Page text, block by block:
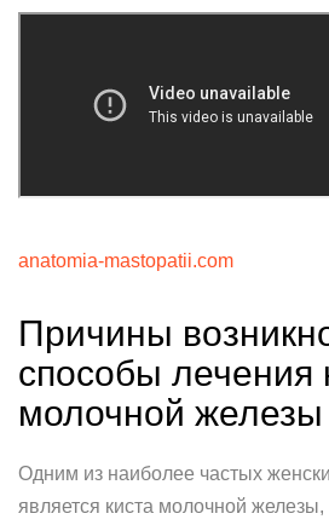
anatomia-mastopatii.com
Причины
способы лечения
молочной железы
Одним из наиболее частых
является киста молочной